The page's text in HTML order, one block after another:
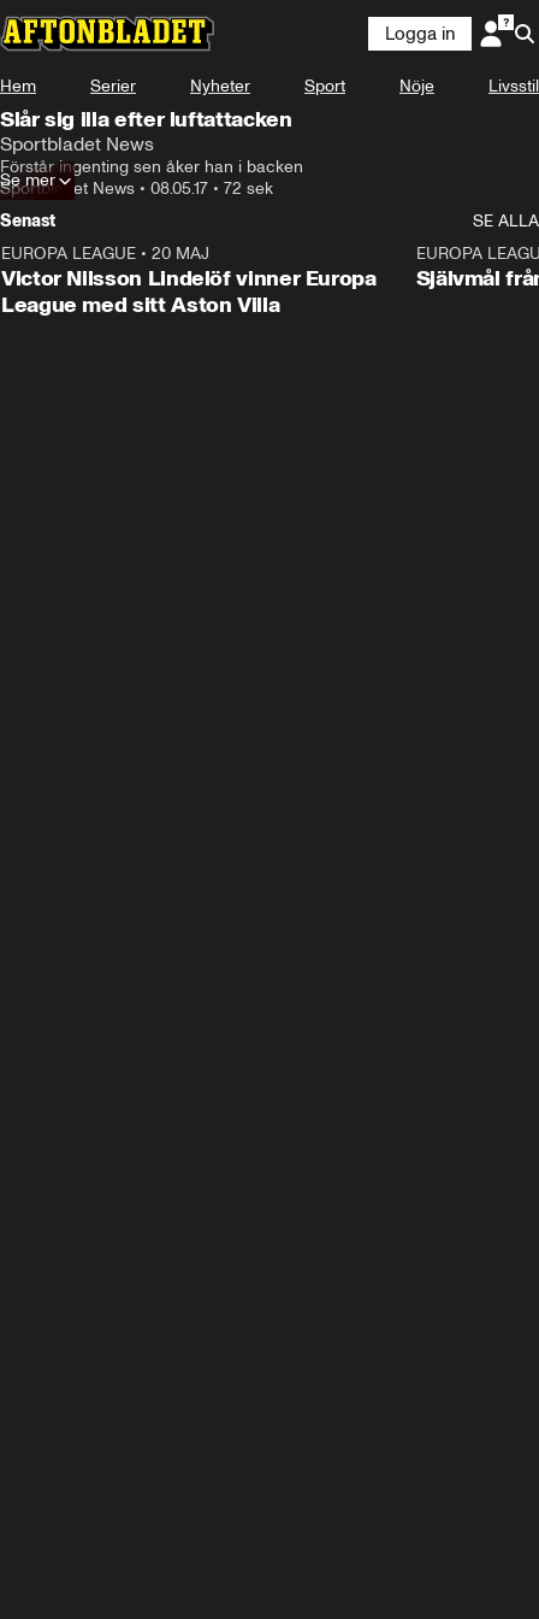
Logga in
Hem Serier Nyheter Sport Nöje Livsstil
Slår sig illa efter luftattacken
Sportbladet News
Förstår ingenting sen åker han i backen
Sportbladet News • 08.05.17 • 72 sek
Se mer
Senast
SE ALLA
EUROPA LEAGUE • 20 MAJ
Victor Nilsson Lindelöf vinner Europa
League med sitt Aston Villa
EUROPA
Självmål